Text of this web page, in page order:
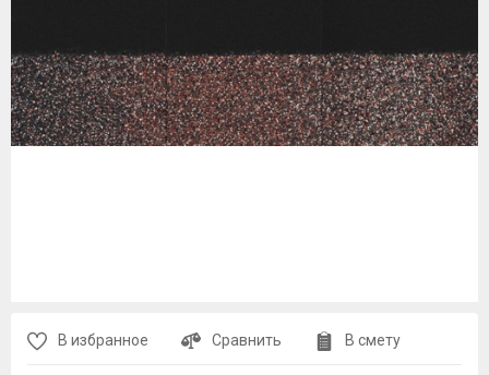
В избранное Сравнить В смету